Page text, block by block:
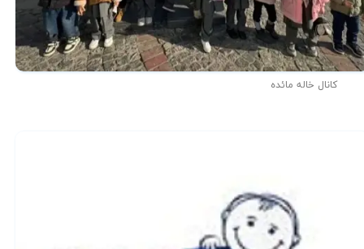
کانال خاله مائده